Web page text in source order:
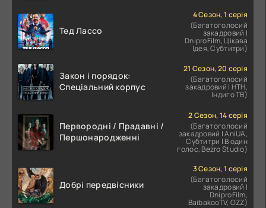
Тед Лассо
4 Сезон, 1 серія
(Багатоголосий
закадровий |
DniproFilm, Цікава
Ідея, Субтитри)
Закон і порядок:
Спеціальний корпус
21 Сезон, 20 серія
(Багатоголосий
закадровий | НТН,
Індиго ТВ)
Первородні / Прадавні /
Першонародженні
2 Сезон, 14 серія
(Багатоголосий
закадровий | AniUA,
Субтитри | В один
голос, Bezro Studio)
Добрі передвісники
3 Сезон, 1 серія
(Багатоголосий
закадровий |
DniproFilm,
BaibakooTV, OZZ)